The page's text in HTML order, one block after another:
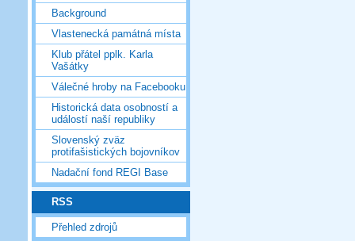
Background
Vlastenecká památná místa
Klub přátel pplk. Karla
Vašátky
Válečné hroby na Facebooku
Historická data osobností a
událostí naší republiky
Slovenský zväz
protifašistických bojovníkov
Nadační fond REGI Base
RSS
Přehled zdrojů